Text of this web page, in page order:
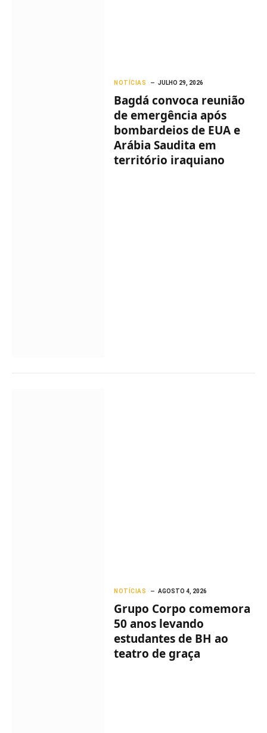
NOTÍCIAS JULHO 29, 2026
Bagdá convoca reunião
de emergência após
bombardeios de EUA e
Arábia Saudita em
território iraquiano
NOTÍCIAS AGOSTO 4, 2026
Grupo Corpo comemora
50 anos levando
estudantes de BH ao
teatro de graça